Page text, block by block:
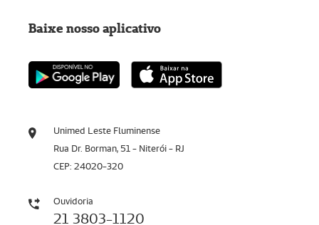
Unimed Leste Fluminense
Rua Dr. Borman, 51 - Niterói - RJ
CEP: 24020-320
Ouvidoria
21 3803-1120
Baixe nosso aplicativo